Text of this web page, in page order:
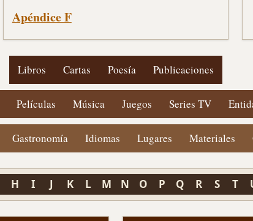
Apéndice F
Libros Cartas Poesía Publicaciones
Películas Música Juegos Series TV
Gastronomía Idiomas Lugares Materiales
H I J K L M N O P Q R S T